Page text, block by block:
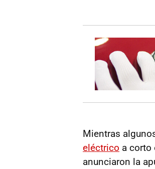
Mientras
eléctrico a corto
anunciaron la